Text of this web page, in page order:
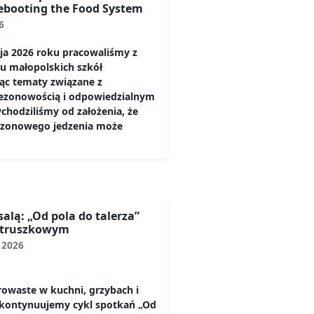
the Food System
2026 roku pracowaliśmy z
małopolskich szkół
tematy związane z
i odpowiedzialnym
od założenia, że
jedzenia może
„Od pola do talerza”
w kuchni, grzybach i
cykl spotkań „Od